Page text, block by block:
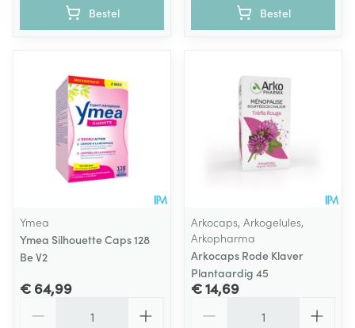
Bestel Bestel
Ymea
Ymea Silhouette Caps 128
Be V2
€ 64,99
Arkocaps, Arkogelules,
Arkopharma
Arkocaps Rode Klaver
Plantaardig 45
€ 14,69